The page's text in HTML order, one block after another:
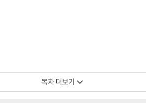
목차 더보기